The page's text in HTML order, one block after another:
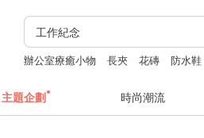
辦公室療癒小物 長夾 花磚 防水鞋
主題企劃 時尚潮流